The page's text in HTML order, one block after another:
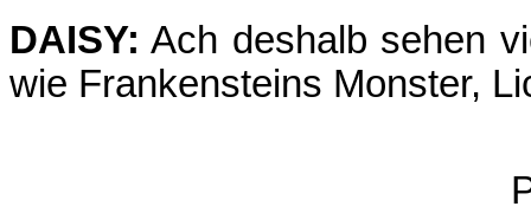
DAISY: Ach deshalb sehen
wie Frankensteins Monster,